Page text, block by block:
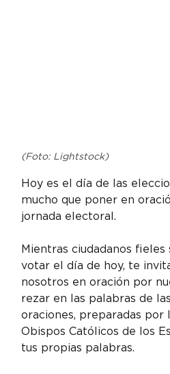
(Foto: Lightstock)
Hoy es el día de las
mucho que poner en
jornada electoral.
Mientras ciudadanos
votar el día de hoy, te
nosotros en oración por
rezar en las palabras de
oraciones, preparadas por
Obispos Católicos de los
tus propias palabras.